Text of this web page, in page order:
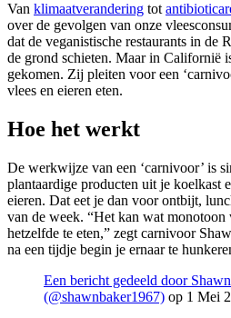
Van klimaatverandering tot
over de gevolgen van onze
dat de veganistische restaurants in de
de grond schieten. Maar in Californië
gekomen. Zij pleiten voor een
vlees en eieren eten.
Hoe het werkt
De werkwijze van een ‘carnivoor’ is
plantaardige producten uit je koelkast
eieren. Dat eet je dan voor ontbijt,
van de week. “Het kan wat
hetzelfde te eten,” zegt carnivoor
na een tijdje begin je ernaar te
Een bericht gedeeld door
(@shawnbaker1967) op 1 Mei